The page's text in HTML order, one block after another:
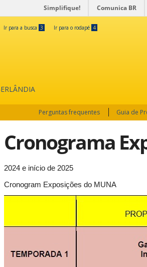
Simplifique! Comunica BR
Ir para a busca 3 Ir para o rodapé 4
Perguntas frequentes Guia de
Cronograma
2024 e início de 2025
Cronogram Exposições do MUNA